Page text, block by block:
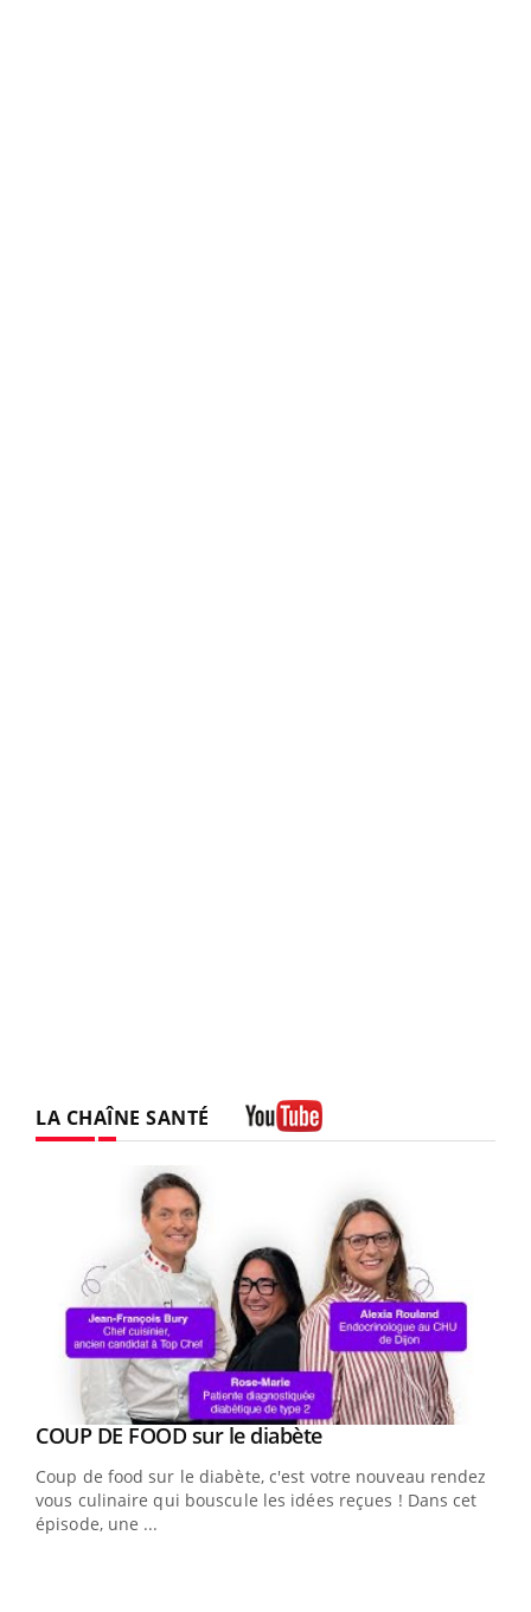
LA CHAÎNE SANTÉ
Youtube
COUP DE FOOD sur le diabèteYoutube
Coup de food sur le diabète, c'est votre nouveau rendez-
vous culinaire qui bouscule les idées reçues ! Dans cet
épisode, une ...